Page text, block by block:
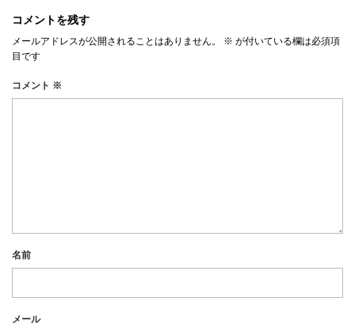
コメントを残す
メールアドレスが公開されることはありません。 ※ が付いている欄は必須項
目です
コメント ※
名前
メール